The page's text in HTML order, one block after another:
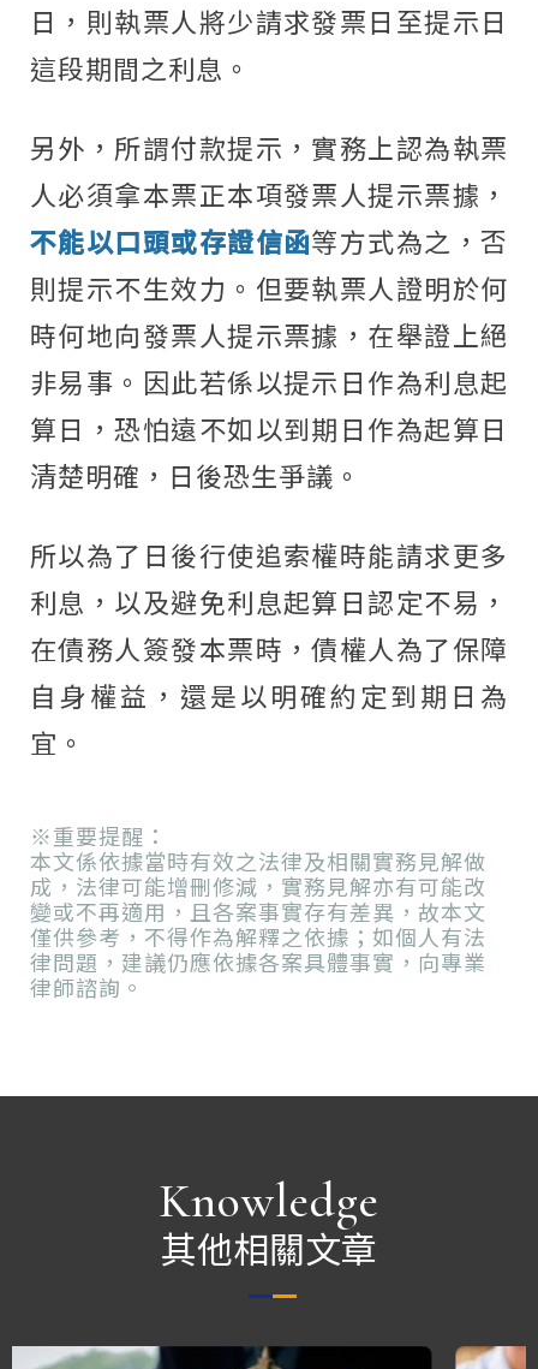
日，則執票人將少請求發票日至提示日
這段期間之利息。
另外，所謂付款提示，實務上認為執票
人必須拿本票正本項發票人提示票據，
不能以口頭或存證信函等方式為之，否
則提示不生效力。但要執票人證明於何
時何地向發票人提示票據，在舉證上絕
非易事。因此若係以提示日作為利息起
算日，恐怕遠不如以到期日作為起算日
清楚明確，日後恐生爭議。
所以為了日後行使追索權時能請求更多
利息，以及避免利息起算日認定不易，
在債務人簽發本票時，債權人為了保障
自身權益，還是以明確約定到期日為
宜。
※重要提醒：
本文係依據當時有效之法律及相關實務見解做
成，法律可能增刪修減，實務見解亦有可能改
變或不再適用，且各案事實存有差異，故本文
僅供參考，不得作為解釋之依據；如個人有法
律問題，建議仍應依據各案具體事實，向專業
律師諮詢。
Knowledge
其他相關文章